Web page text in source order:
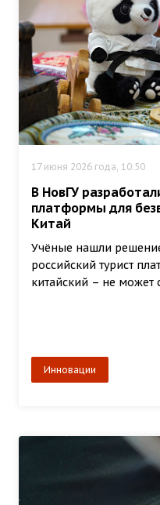
17 июня 2026 года, 10:50
В НовГУ
платформы для
Китай
Учёные нашли
российский турист
китайский – не может
Инновации